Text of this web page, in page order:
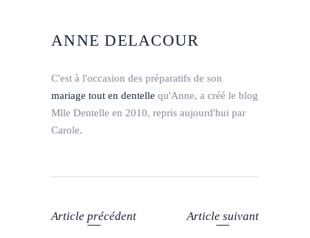
ANNE DELACOUR
C'est à l'occasion des préparatifs de son
mariage tout en dentelle qu'Anne, a créé le blog
Mlle Dentelle en 2010, repris aujourd'hui par
Carole.
Article précédent Article suivant